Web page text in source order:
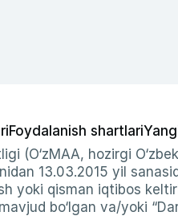
Foydalanish shartlari
(O‘zMAA, hozirgi
13.03.2015 yil
yoki qisman iqtibos
bo‘lgan va/yoki